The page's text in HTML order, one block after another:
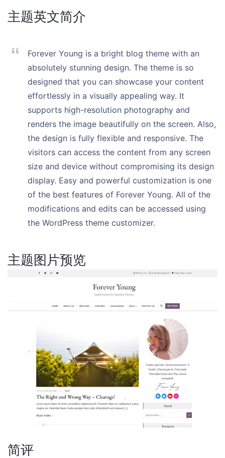
主题英文简介
Forever Young is a bright blog theme with an
absolutely stunning design. The theme is so
designed that you can showcase your content
effortlessly in a visually appealing way. It
supports high-resolution photography and
renders the image beautifully on the screen. Also,
the design is fully flexible and responsive. The
visitors can access the content from any screen
size and device without compromising its design
display. Easy and powerful customization is one
of the best features of Forever Young. All of the
modifications and edits can be accessed using
the WordPress theme customizer.
主题图片预览
简评